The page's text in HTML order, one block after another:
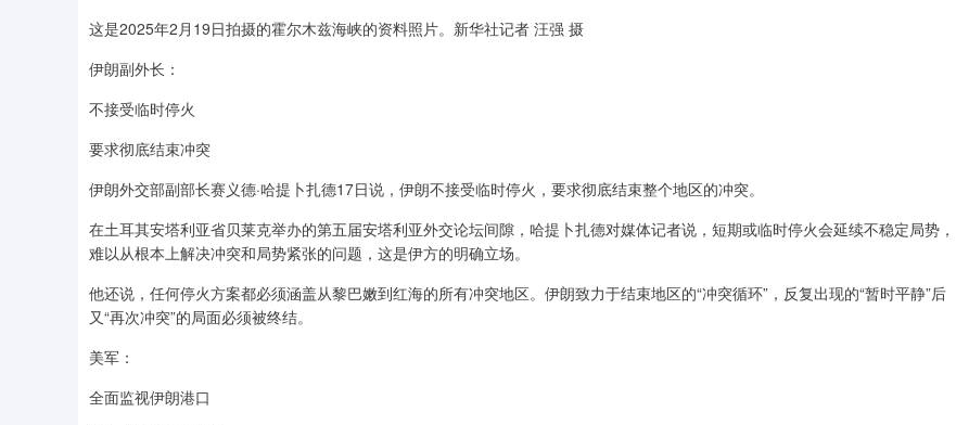
这是2025年2月19日拍摄的霍尔木兹海峡的资料照片。新华社记者 汪强 摄
伊朗副外长：
不接受临时停火
要求彻底结束冲突
伊朗外交部副部长赛义德·哈提卜扎德17日说，伊朗不接受临时停火，要求彻底结束整个地区的冲突。
在土耳其安塔利亚省贝莱克举办的第五届安塔利亚外交论坛间隙，哈提卜扎德对媒体记者说，短期或临时停火会延续不稳定局势，
难以从根本上解决冲突和局势紧张的问题，这是伊方的明确立场。
他还说，任何停火方案都必须涵盖从黎巴嫩到红海的所有冲突地区。伊朗致力于结束地区的“冲突循环”，反复出现的“暂时平静”后
又“再次冲突”的局面必须被终结。
美军：
全面监视伊朗港口